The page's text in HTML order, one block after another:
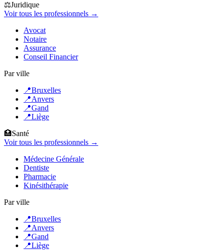
⚖️Juridique
Voir tous les professionnels →
Avocat
Notaire
Assurance
Conseil Financier
Par ville
📍Bruxelles
📍Anvers
📍Gand
📍Liège
🏥Santé
Voir tous les professionnels →
Médecine Générale
Dentiste
Pharmacie
Kinésithérapie
Par ville
📍Bruxelles
📍Anvers
📍Gand
📍Liège